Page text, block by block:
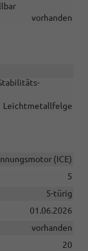
vorhanden
Leichtmetallfelge
(ICE)
5
5-türig
01.06.2026
vorhanden
20